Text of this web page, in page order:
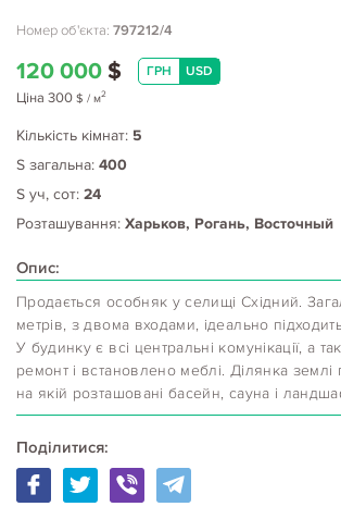
Номер об'єкта: 797212/4
120 000 $ ГРН USD
Ціна 300 $ / м2
Кількість кімнат: 5
S загальна: 400
S уч, сот: 24
Розташування: Харьков, Рогань, Восточный
Опис:
Продається особняк у селищі Східний.
метрів, з двома входами, ідеально
У будинку є всі центральні комунікації, а
ремонт і встановлено меблі. Ділянка
на якій розташовані басейн, сауна і
Поділитися: